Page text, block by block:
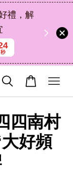
禮，解
秒
四南村
好頻